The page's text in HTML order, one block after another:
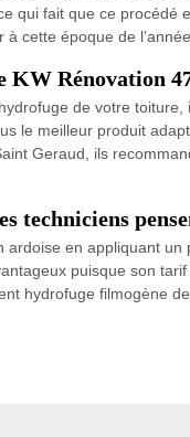
qui fait que ce
cette époque de
Rénovation
de votre
le meilleur produit
Geraud, ils
techniciens
en appliquant
puisque son
hydrofuge filmogène